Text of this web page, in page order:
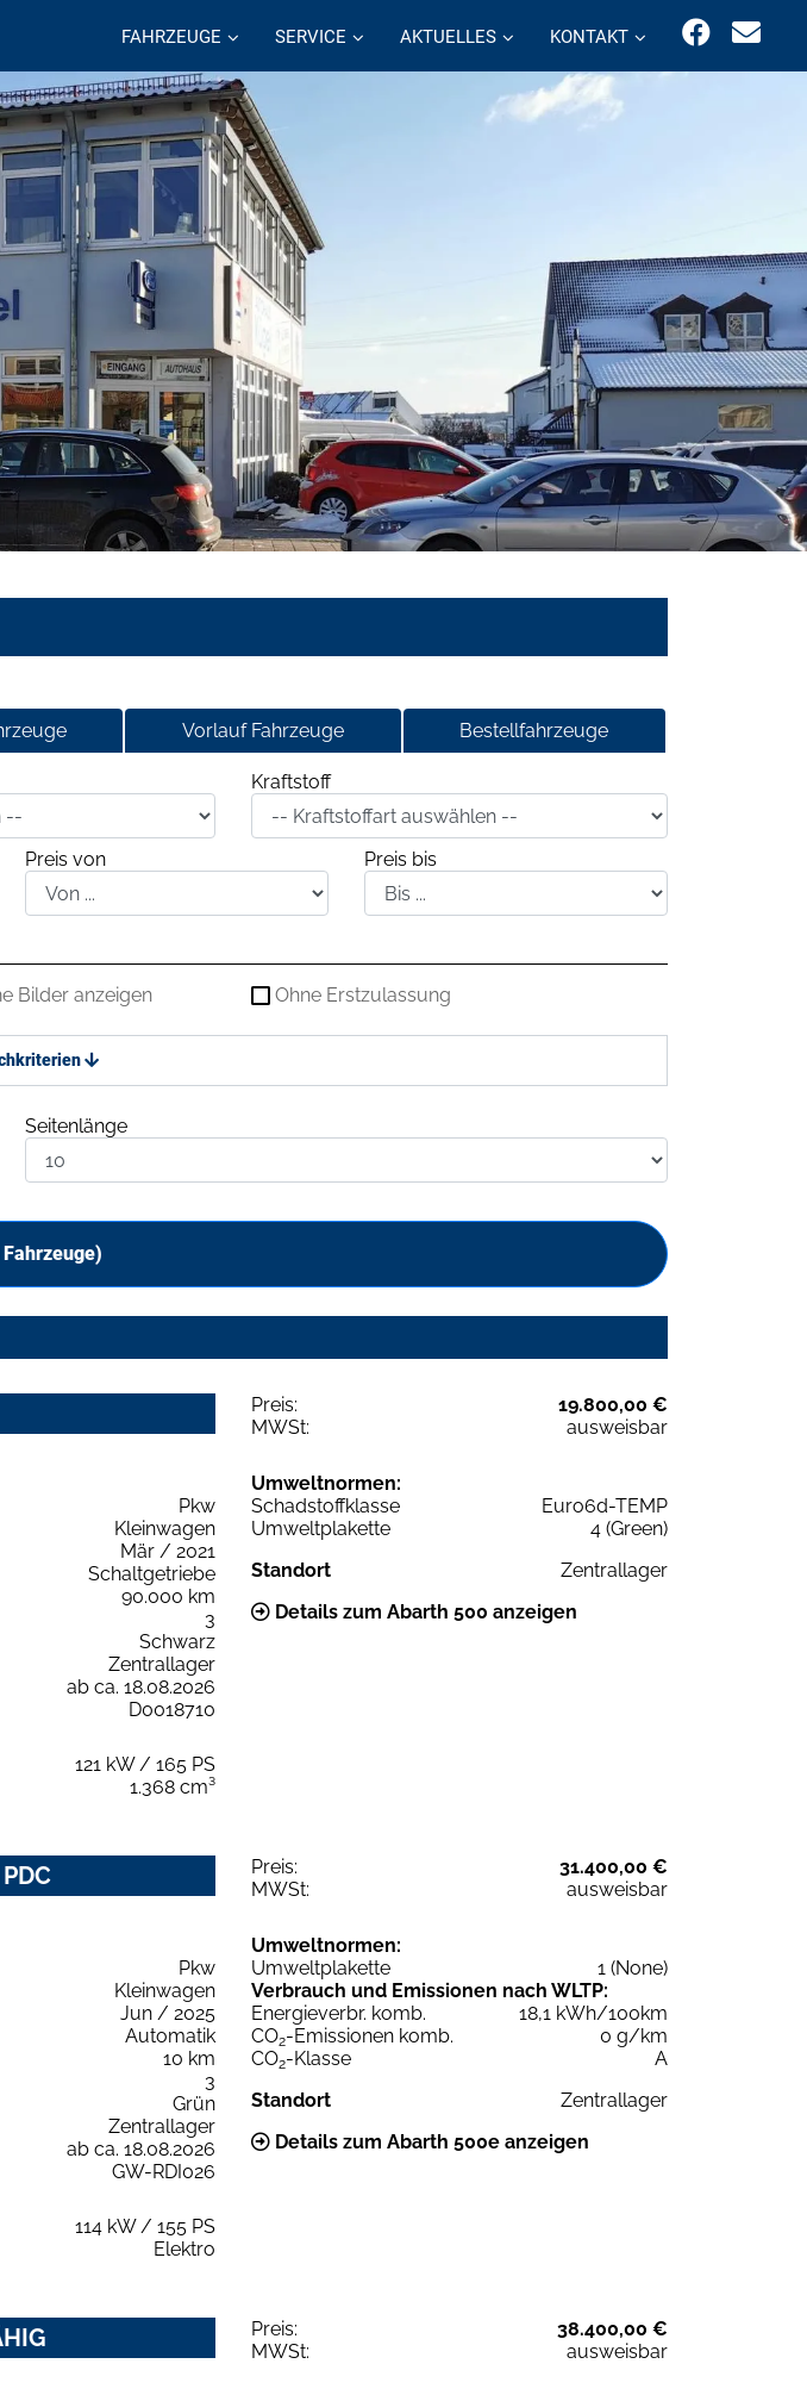
FAHRZEUGE SERVICE AKTUELLES KONTAKT
Vorlauf Fahrzeuge Bestellfahrzeuge
Kraftstoff
Preis von Preis bis
Bilder anzeigen Ohne Erstzulassung
Seitenlänge
Fahrzeuge)
Preis:
19.800,00 €
MWSt:
ausweisbar
Pkw
Kleinwagen
Mär / 2021
Schaltgetriebe
90.000 km
3
Schwarz
Zentrallager
ab ca. 18.08.2026
D0018710
121 kW / 165 PS
1.368 cm³
Umweltnormen:
Schadstoffklasse
Euro6d-TEMP
Umweltplakette
4 (Green)
Standort
Zentrallager
Details zum Abarth 500 anzeigen
Preis:
31.400,00 €
MWSt:
ausweisbar
Pkw
Kleinwagen
Jun / 2025
Automatik
10 km
3
Grün
Zentrallager
ab ca. 18.08.2026
GW-RDI026
114 kW / 155 PS
Elektro
Umweltnormen:
Umweltplakette
1 (None)
Verbrauch und Emissionen nach WLTP:
Energieverbr. komb.
18,1 kWh/100km
CO2-Emissionen komb.
0 g/km
CO2-Klasse
A
Standort
Zentrallager
Details zum Abarth 500e anzeigen
Preis:
38.400,00 €
MWSt:
ausweisbar